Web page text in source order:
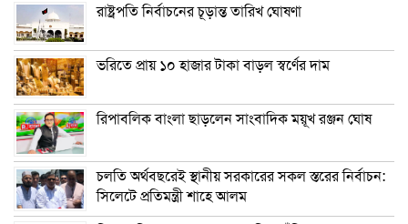
রাষ্ট্রপতি নির্বাচনের চূড়ান্ত তারিখ ঘোষণা
ভরিতে প্রায় ১০ হাজার টাকা বাড়ল স্বর্ণের দাম
রিপাবলিক বাংলা ছাড়লেন সাংবাদিক ময়ূখ রঞ্জন ঘোষ
চলতি অর্থবছরেই স্থানীয় সরকারের সকল স্তরের নির্বাচন:
সিলেটে প্রতিমন্ত্রী শাহে আলম